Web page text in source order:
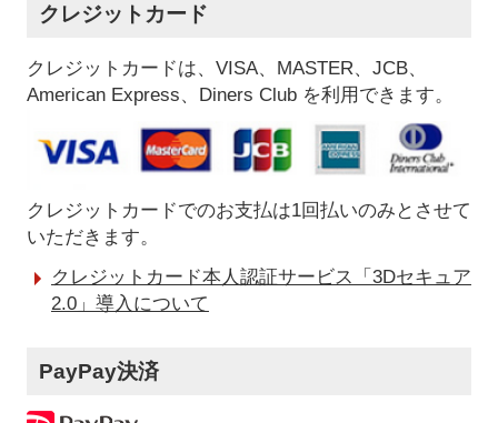
クレジットカード
クレジットカードは、VISA、MASTER、JCB、
American Express、Diners Club を利用できます。
クレジットカードでのお支払は1回払いのみとさせて
いただきます。
クレジットカード本人認証サービス「3Dセキュア
2.0」導入について
PayPay決済